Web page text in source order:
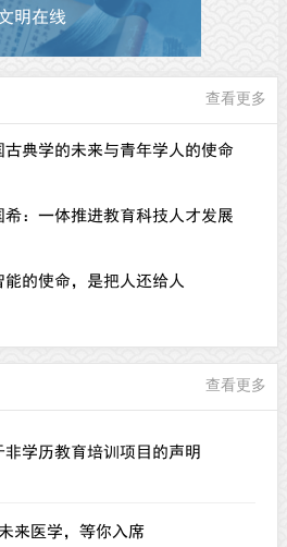
明在线
查看更多
古典学的未来与青年学人的使命
希：一体推进教育科技人才发展
的使命，是把人还给人
查看更多
非学历教育培训项目的声明
来医学，等你入席